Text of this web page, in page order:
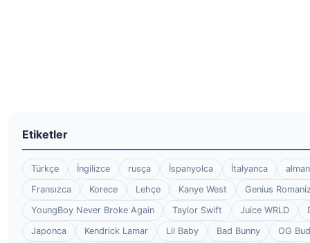
Etiketler
Türkçe İngilizce rusça İspanyolca İtalyanca
Fransızca
Korece Lehçe Kanye West
Genius
YoungBoy Never Broke Again
Taylor Swift Juice WRLD
Japonca
Kendrick Lamar Lil Baby Bad Bunny
OG